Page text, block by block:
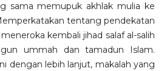
sama memupuk akhlak mulia ke
tentang pendekatan
kembali jihad salaf al-salih
ummah dan tamadun Islam.
dengan lebih lanjut, makalah yang